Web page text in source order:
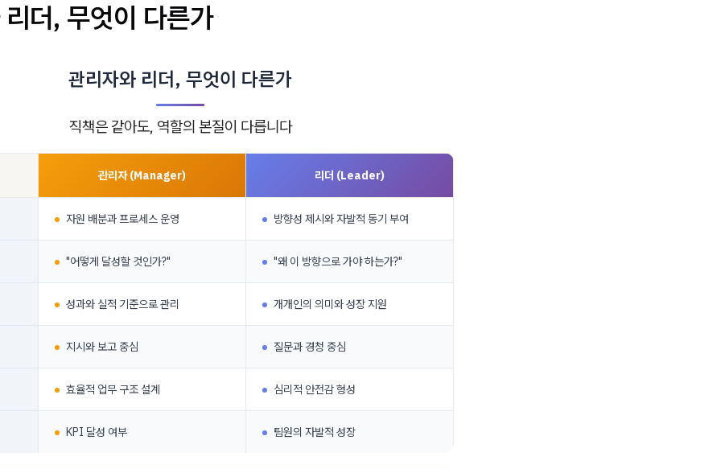
더, 무엇이 다른가
관리자와 리더, 무엇이 다른가
직책은 같아도, 역할의 본질이 다릅니다
관리자 (Manager) 리더 (Leader)
자원 배분과 프로세스 운영 방향성 제시와 자발적 동기 부여
"어떻게 달성할 것인가?" "왜 이 방향으로 가야 하는가?"
성과와 실적 기준으로 관리 개개인의 의미와 성장 지원
지시와 보고 중심 질문과 경청 중심
효율적 업무 구조 설계 심리적 안전감 형성
KPI 달성 여부 팀원의 자발적 성장